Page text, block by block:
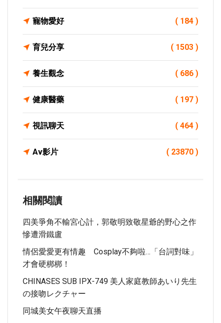
寵物愛好 ( 184 )
育兒分享 ( 1503 )
養生觀念 ( 686 )
健康醫藥 ( 197 )
視訊聊天 ( 464 )
Av影片 ( 23870 )
相關閱讀
四美爭角不輸宮心計，郭敬明致敬星爺的野心之作
慘遭滑鐵盧
情侶愛愛更有情趣 Cosplay不夠啦…「台詞對味」
才會硬梆梆！
CHINASES SUB IPX-749 美人家庭教師あいり先生
の接吻レクチャー
同城美女午夜聊天直播